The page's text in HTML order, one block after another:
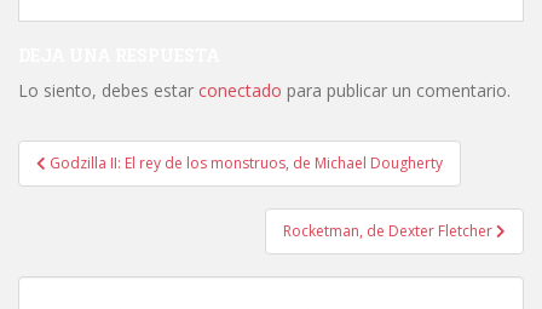
Lo siento, debes estar conectado para publicar un comentario.
Navegación
de
Godzilla II: El rey de los monstruos, de Michael Dougherty
Rocketman, de Dexter Fletcher